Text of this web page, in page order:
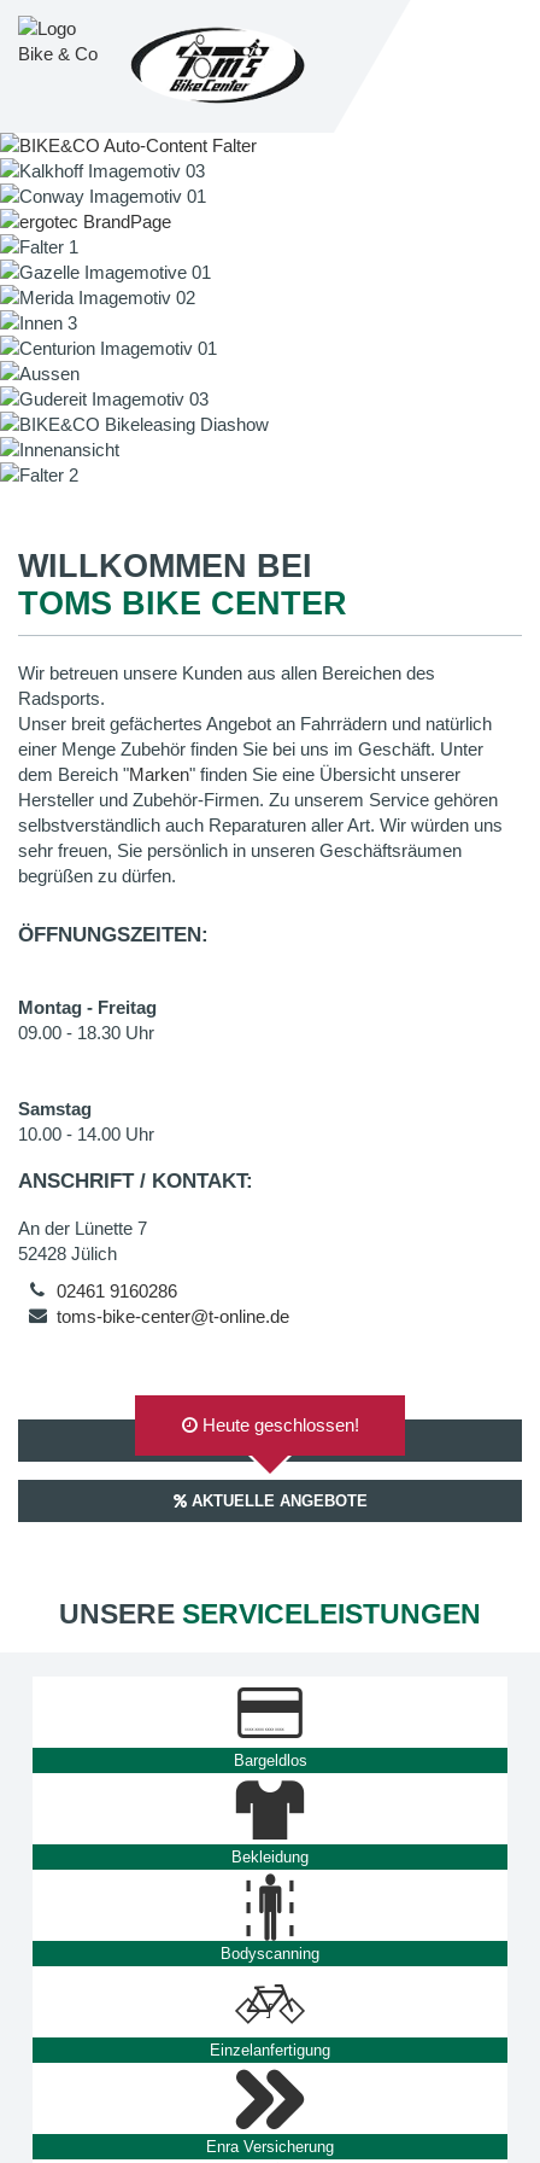
WILLKOMMEN BEI
TOMS BIKE CENTER
Wir betreuen unsere Kunden aus allen Bereichen des
Radsports.
Unser breit gefächertes Angebot an Fahrrädern und natürlich
einer Menge Zubehör finden Sie bei uns im Geschäft. Unter
dem Bereich "Marken" finden Sie eine Übersicht unserer
Hersteller und Zubehör-Firmen. Zu unserem Service gehören
selbstverständlich auch Reparaturen aller Art. Wir würden uns
sehr freuen, Sie persönlich in unseren Geschäftsräumen
begrüßen zu dürfen.
ÖFFNUNGSZEITEN:
Montag - Freitag
09.00 - 18.30 Uhr
Samstag
10.00 - 14.00 Uhr
ANSCHRIFT / KONTAKT:
An der Lünette 7
52428 Jülich
02461 9160286
toms-bike-center@t-online.de
AUF GOOGLEMAPS ANZEIGEN
Heute geschlossen!
AKTUELLE ANGEBOTE
UNSERE SERVICELEISTUNGEN
Bargeldlos
Bekleidung
Bodyscanning
Einzelanfertigung
Enra Versicherung